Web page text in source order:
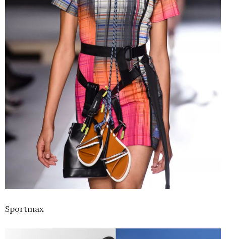
Sportmax